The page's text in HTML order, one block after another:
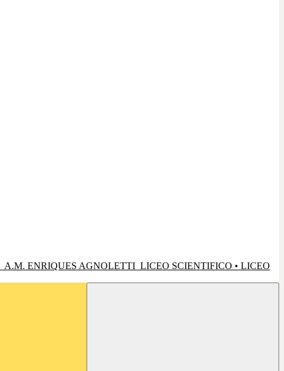
A.M. ENRIQUES AGNOLETTI LICEO SCIENTIFICO • LICEO